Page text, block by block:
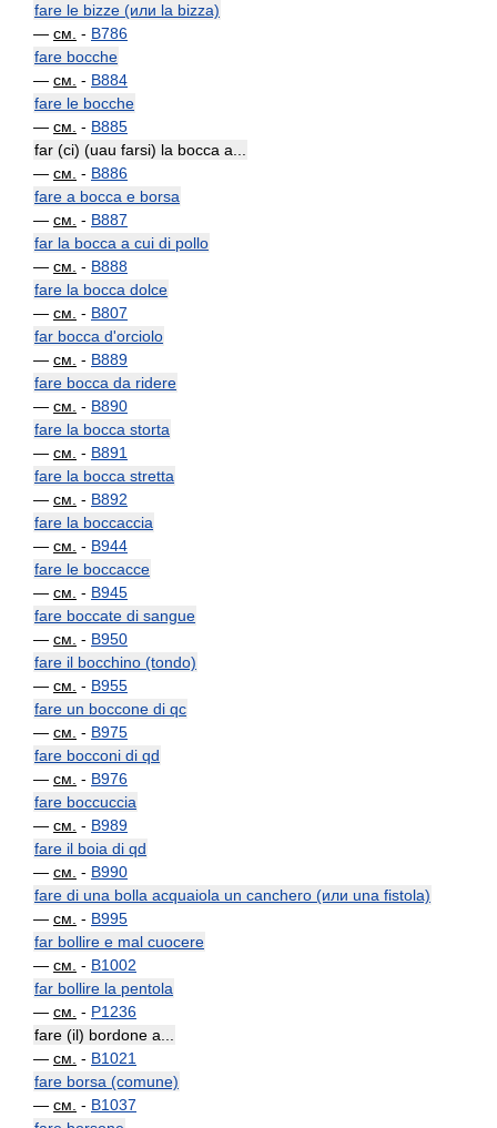
fare le bizze (или la bizza)
— см. - B786
fare bocche
— см. - B884
fare le bocche
— см. - B885
far (ci) (uau farsi) la bocca a...
— см. - B886
fare a bocca e borsa
— см. - B887
far la bocca a cui di pollo
— см. - B888
fare la bocca dolce
— см. - B807
far bocca d'orciolo
— см. - B889
fare bocca da ridere
— см. - B890
fare la bocca storta
— см. - B891
fare la bocca stretta
— см. - B892
fare la boccaccia
— см. - B944
fare le boccacce
— см. - B945
fare boccate di sangue
— см. - B950
fare il bocchino (tondo)
— см. - B955
fare un boccone di qc
— см. - B975
fare bocconi di qd
— см. - B976
fare boccuccia
— см. - B989
fare il boia di qd
— см. - B990
fare di una bolla acquaiola un canchero (или una fistola)
— см. - B995
far bollire e mal cuocere
— см. - B1002
far bollire la pentola
— см. - P1236
fare (il) bordone a...
— см. - B1021
fare borsa (comune)
— см. - B1037